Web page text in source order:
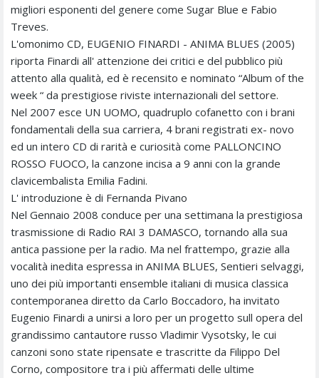
migliori esponenti del genere come Sugar Blue e Fabio
Treves.
L'omonimo CD, EUGENIO FINARDI - ANIMA BLUES (2005)
riporta Finardi all' attenzione dei critici e del pubblico più
attento alla qualità, ed è recensito e nominato “Album of the
week “ da prestigiose riviste internazionali del settore.
Nel 2007 esce UN UOMO, quadruplo cofanetto con i brani
fondamentali della sua carriera, 4 brani registrati ex- novo
ed un intero CD di rarità e curiosità come PALLONCINO
ROSSO FUOCO, la canzone incisa a 9 anni con la grande
clavicembalista Emilia Fadini.
L' introduzione è di Fernanda Pivano
Nel Gennaio 2008 conduce per una settimana la prestigiosa
trasmissione di Radio RAI 3 DAMASCO, tornando alla sua
antica passione per la radio. Ma nel frattempo, grazie alla
vocalità inedita espressa in ANIMA BLUES, Sentieri selvaggi,
uno dei più importanti ensemble italiani di musica classica
contemporanea diretto da Carlo Boccadoro, ha invitato
Eugenio Finardi a unirsi a loro per un progetto sull opera del
grandissimo cantautore russo Vladimir Vysotsky, le cui
canzoni sono state ripensate e trascritte da Filippo Del
Corno, compositore tra i più affermati delle ultime